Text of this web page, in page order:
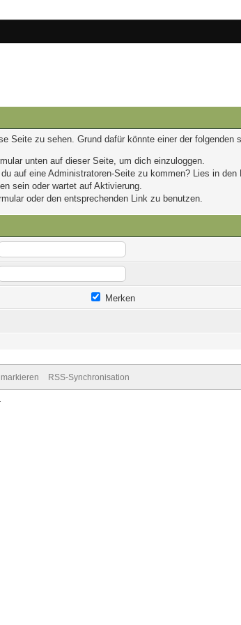
Seite zu sehen. Grund dafür könnte einer der folgenden
unten auf dieser Seite, um dich einzuloggen.
auf eine Administratoren-Seite zu kommen? Lies in
sein oder wartet auf Aktivierung.
oder den entsprechenden Link zu benutzen.
Merken
RSS-Synchronisation